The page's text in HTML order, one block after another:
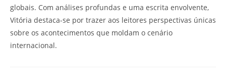
globais. Com análises profundas e uma escrita envolvente,
Vitória destaca-se por trazer aos leitores perspectivas únicas
sobre os acontecimentos que moldam o cenário
internacional.